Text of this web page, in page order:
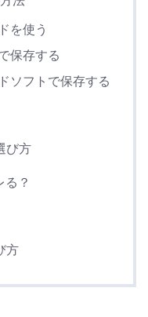
を使う
保存する
ソフトで保存する
び方
る？
方